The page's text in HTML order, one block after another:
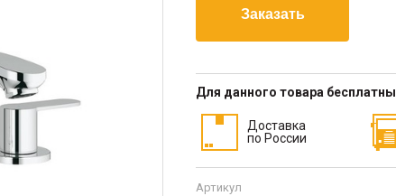
Для данного товара бесплатны
Доставка
по России
Артикул